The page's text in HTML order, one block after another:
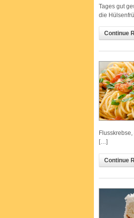
Tages gut
die
Continue
[…]
Continue